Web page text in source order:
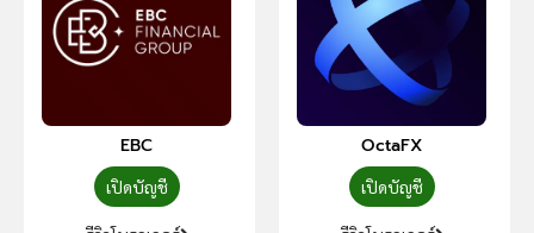
EBC
เปิดบัญชี
OctaFX
เปิดบัญชี